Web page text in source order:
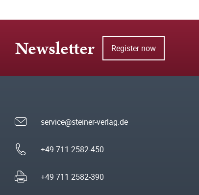
Newsletter Register now
service@steiner-verlag.de
+49 711 2582-450
+49 711 2582-390